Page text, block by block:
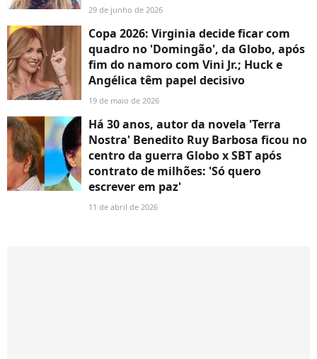
29 de junho de 2026
Copa 2026: Virginia decide ficar com
quadro no 'Domingão', da Globo, após
fim do namoro com Vini Jr.; Huck e
Angélica têm papel decisivo
19 de maio de 2026
Há 30 anos, autor da novela 'Terra
Nostra' Benedito Ruy Barbosa ficou no
centro da guerra Globo x SBT após
contrato de milhões: 'Só quero
escrever em paz'
11 de abril de 2026